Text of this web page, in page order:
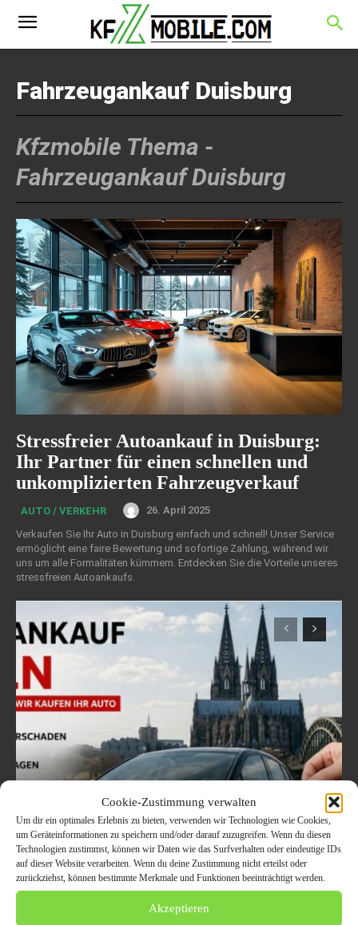
Cookie-Zustimmung verwalten
Um dir ein optimales Erlebnis zu bieten, verwenden wir Technologien wie Cookies,
um Geräteinformationen zu speichern und/oder darauf zuzugreifen. Wenn du diesen
Technologien zustimmst, können wir Daten wie das Surfverhalten oder eindeutige IDs
auf dieser Website verarbeiten. Wenn du deine Zustimmung nicht erteilst oder
zurückziehst, können bestimmte Merkmale und Funktionen beeinträchtigt werden.
Akzeptieren
Fahrzeugankauf Duisburg
Kfzmobile Thema -
Fahrzeugankauf Duisburg
Stressfreier Autoankauf in Duisburg:
Ihr Partner für einen schnellen und
unkomplizierten Fahrzeugverkauf
AUTO / VERKEHR
26. April 2025
Verkaufen Sie Ihr Auto in Duisburg einfach und schnell! Unser Service
ermöglicht eine faire Bewertung und sofortige Zahlung, während wir
uns um alle Formalitäten kümmern. Entdecken Sie die Vorteile unseres
stressfreien Autoankaufs.
Welche Fahrzeuge in Köln
aktuell besonders gefragt
sind – Trends im
Autoankauf 2026